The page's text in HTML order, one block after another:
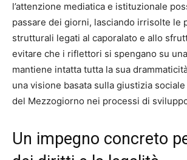
l’attenzione mediatica e istituzionale
passare dei giorni, lasciando irrisolte le
strutturali legati al caporalato e allo
evitare che i riflettori si spengano su
mantiene intatta tutta la sua
una visione basata sulla giustizia
del Mezzogiorno nei processi di
Un impegno concreto